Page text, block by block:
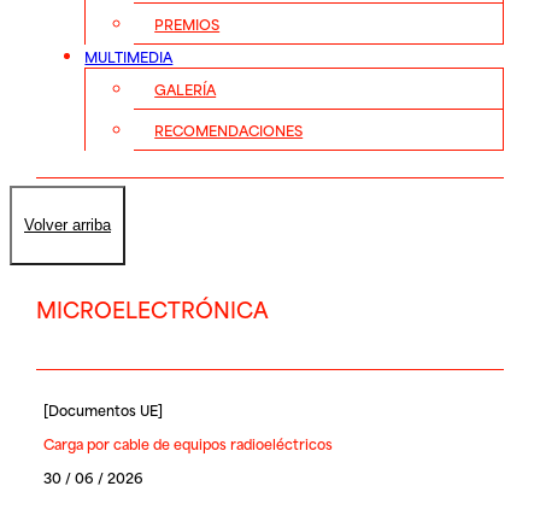
PREMIOS
MULTIMEDIA
GALERÍA
RECOMENDACIONES
Volver arriba
MICROELECTRÓNICA
[Documentos UE]
Carga por cable de equipos radioeléctricos
30 / 06 / 2026